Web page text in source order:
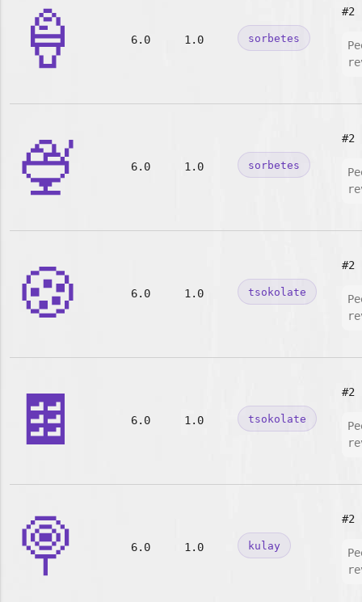
🍦 6.0 1.0 sorbetes
#2
🍨 6.0 1.0 sorbetes
#2
🍪 6.0 1.0 tsokolate
#2
🍫 6.0 1.0 tsokolate
#2
🍭 6.0 1.0 kulay
#2